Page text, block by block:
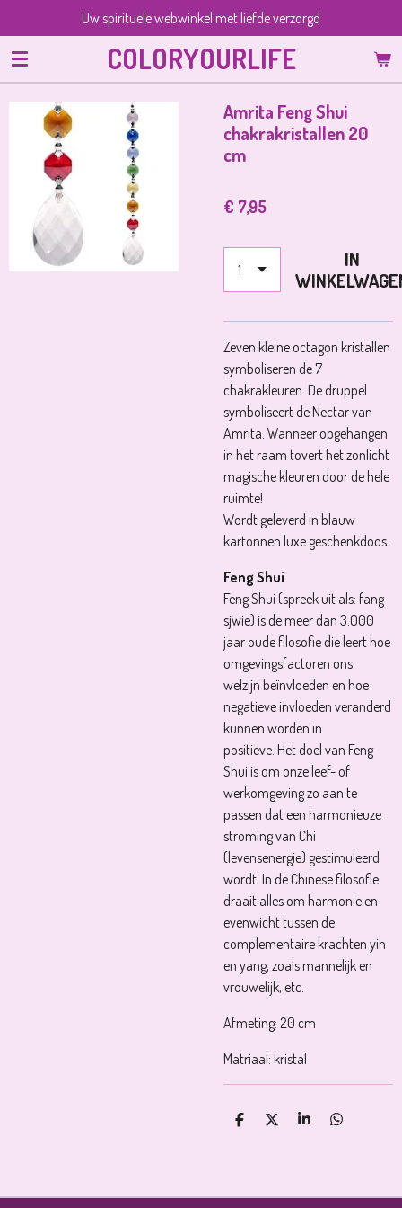
direct
naar
de
hoofdinhoud
COLORYOURLIFE
Uw spirituele webwinkel met liefde verzorgd
Amrita Feng Shui
chakrakristallen 20
cm
€ 7,95
IN
Zeven kleine octagon kristallen
symboliseren de 7
chakrakleuren. De druppel
symboliseert de Nectar van
Amrita. Wanneer opgehangen
in het raam tovert het zonlicht
magische kleuren door de hele
ruimte!
Wordt geleverd in blauw
kartonnen luxe geschenkdoos.
Feng Shui
Feng Shui (spreek uit als: fang
sjwie) is de meer dan 3.000
jaar oude filosofie die leert hoe
omgevingsfactoren ons
welzijn beïnvloeden en hoe
negatieve invloeden veranderd
kunnen worden in
positieve. Het doel van Feng
Shui is om onze leef- of
werkomgeving zo aan te
passen dat een harmonieuze
stroming van Chi
(levensenergie) gestimuleerd
wordt. In de Chinese filosofie
draait alles om harmonie en
evenwicht tussen de
complementaire krachten yin
en yang, zoals mannelijk en
vrouwelijk, etc.
Afmeting: 20 cm
Matriaal: kristal
D
D
S
D